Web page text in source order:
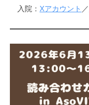
入院： Xアカウント ／